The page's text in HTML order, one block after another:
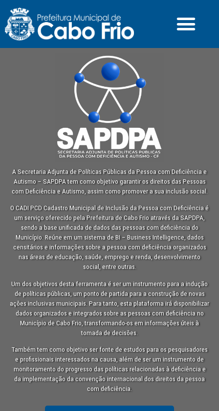
A Secretaria Adjunta de Políticas Públicas da Pessoa com Deficiência e
Autismo – SAPDPA tem como objetivo garantir os direitos das Pessoas
com Deficiência e Autismo, assim como promover a sua inclusão social.
O CADI PCD Cadastro Municipal de Inclusão da Pessoa com Deficiência é
um serviço oferecido pela Prefeitura de Cabo Frio através da SAPDPA,
sendo a base unificada de dados das pessoas com deficiência do
Município. Reúne em um sistema de BI – Business Intelligence, dados
censitários e informações sobre a pessoa com deficiência organizados
nas áreas de educação, saúde, emprego e renda, desenvolvimento
social, entre outras.
Um dos objetivos desta ferramenta é ser um instrumento para a indução
de políticas públicas, um ponto de partida para a construção de novas
ações inclusivas municipais. Para tanto, esta plataforma irá disponibilizar
dados organizados e integrados sobre as pessoas com deficiência no
Município de Cabo Frio, transformando-os em informações úteis à
tomada de decisões.
Também tem como objetivo ser fonte de estudos para os pesquisadores
e profissionais interessados na causa, além de ser um instrumento de
monitoramento do progresso das políticas relacionadas à deficiência e
da implementação da convenção internacional dos direitos da pessoa
com deficiência.